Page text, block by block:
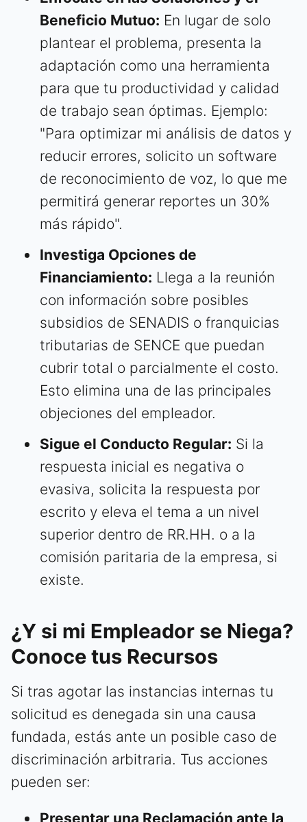
Beneficio Mutuo: En lugar de solo
plantear el problema, presenta la
adaptación como una herramienta
para que tu productividad y calidad
de trabajo sean óptimas. Ejemplo:
"Para optimizar mi análisis de datos y
reducir errores, solicito un software
de reconocimiento de voz, lo que me
permitirá generar reportes un 30%
más rápido".
Investiga Opciones de
Financiamiento: Llega a la reunión
con información sobre posibles
subsidios de SENADIS o franquicias
tributarias de SENCE que puedan
cubrir total o parcialmente el costo.
Esto elimina una de las principales
objeciones del empleador.
Sigue el Conducto Regular: Si la
respuesta inicial es negativa o
evasiva, solicita la respuesta por
escrito y eleva el tema a un nivel
superior dentro de RR.HH. o a la
comisión paritaria de la empresa, si
existe.
¿Y si mi Empleador se Niega?
Conoce tus Recursos
Si tras agotar las instancias internas tu
solicitud es denegada sin una causa
fundada, estás ante un posible caso de
discriminación arbitraria. Tus acciones
pueden ser:
Presentar una Reclamación ante la